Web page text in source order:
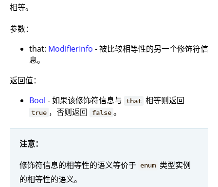
相等。
参数：
that: ModifierInfo - 被比较相等性的另一个修饰符信
息。
返回值：
Bool - 如果该修饰符信息与 that 相等则返回
true ，否则返回 false 。
注意：
修饰符信息的相等性的语义等价于 enum 类型实例
的相等性的语义。